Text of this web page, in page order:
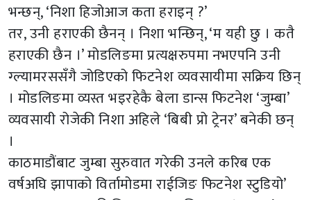
भन्छन्, ‘निशा हिजोआज कता हराइन् ?’
तर, उनी हराएकी छैनन् । निशा भन्छिन्, ‘म यही छु । कतै
हराएकी छैन ।’ मोडलिङमा प्रत्यक्षरुपमा नभएपनि उनी
ग्ल्यामरससँगै जोडिएको फिटनेश व्यवसायीमा सक्रिय छिन्
। मोडलिङमा व्यस्त भइरहेकै बेला डान्स फिटनेश ‘जुम्बा’
व्यवसायी रोजेकी निशा अहिले ‘बिबी प्रो ट्रेनर’ बनेकी छन्
।
काठमाडौंबाट जुम्बा सुरुवात गरेकी उनले करिब एक
वर्षअघि झापाको विर्तामोडमा राईजिङ फिटनेश स्टुडियो’